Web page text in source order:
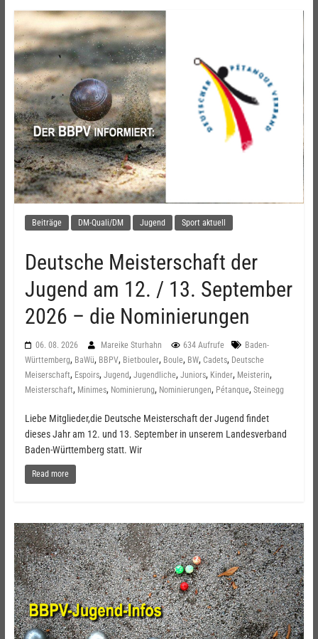
Beiträge DM-Quali/DM Jugend Sport aktuell
Deutsche Meisterschaft der
Jugend am 12. / 13. September
2026 – die Nominierungen
06. 08. 2026 Mareike Sturhahn 634 Aufrufe
Baden-
Württemberg, BaWü, BBPV, Bietbouler, Boule, BW, Cadets, Deutsche
Meiserschaft, Espoirs, Jugend, Jugendliche, Juniors, Kinder, Meisterin,
Meisterschaft, Minimes, Nominierung, Nominierungen, Pétanque, Steinegg
Liebe Mitglieder,die Deutsche Meisterschaft der Jugend findet
dieses Jahr am 12. und 13. September in unserem Landesverband
Baden-Württemberg statt. Wir
Read more